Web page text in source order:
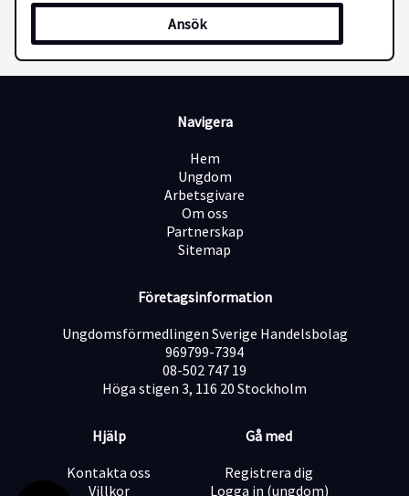
Det positiva med rollen:
Enkel och kostnadsfri tjänst: Vår tjänst är helt gratis
för konsumenten och hjälper dem att göra en bättre
lätt för kunden att ta till sig.
Ingen "krängig" säljkultur: Vi tror inte på att pressa
eller tjata på folk. Säger kunden nej, så respekterar vi
det och går vidare i god ton. Vi vill bara boka möten
med personer som faktiskt har ett behov.
Frihet under ansvar: Du har stor flexibilitet i din vardag
och styr dina egna arbetstider, så länge du levererar
Tydlig karriärtrappa: Vi letar efter framtida säljchefer
dörrarna snabbt för större roller inom bolaget.
Ersättning – Du styr din egen lön
Vi tror på att belöna goda prestationer. Tjänsten är 100
% prestationsbaserad (provision + bonussystem) helt
fakturera via eget bolag.
Lön vid budget (4 bokade möten/dag): ca 31 000 kr /
månad.
Lön för toppresterare (6+ bokade möten/dag): 46 000+
Ansök
Navigera
Hem
Ungdom
Arbetsgivare
Om oss
Partnerskap
Sitemap
Företagsinformation
Ungdomsförmedlingen Sverige Handelsbolag
969799-7394
08-502 747 19
Höga stigen 3, 116 20 Stockholm
Hjälp
Kontakta oss
Villkor
Gå med
Registrera dig
Logga in (ungdom)